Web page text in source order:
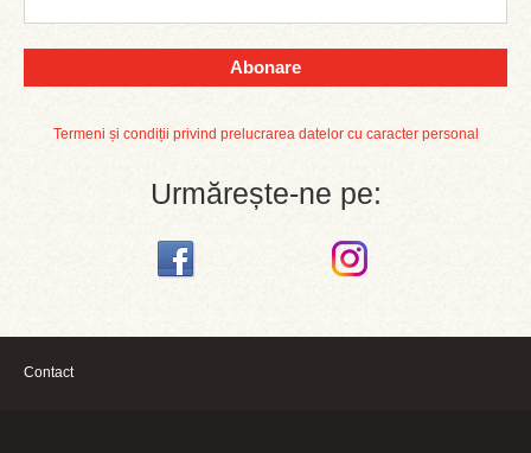
Abonare
Termeni și condiții privind prelucrarea datelor cu caracter personal
Urmărește-ne pe:
Contact